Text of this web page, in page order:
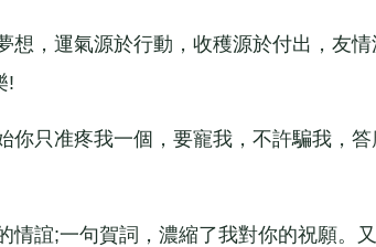
，運氣源於行動，收穫源於付出，友情
!
只准疼我一個，要寵我，不許騙我，答
誼;一句賀詞，濃縮了我對你的祝願。